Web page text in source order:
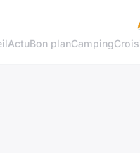
ActuBon planCamping